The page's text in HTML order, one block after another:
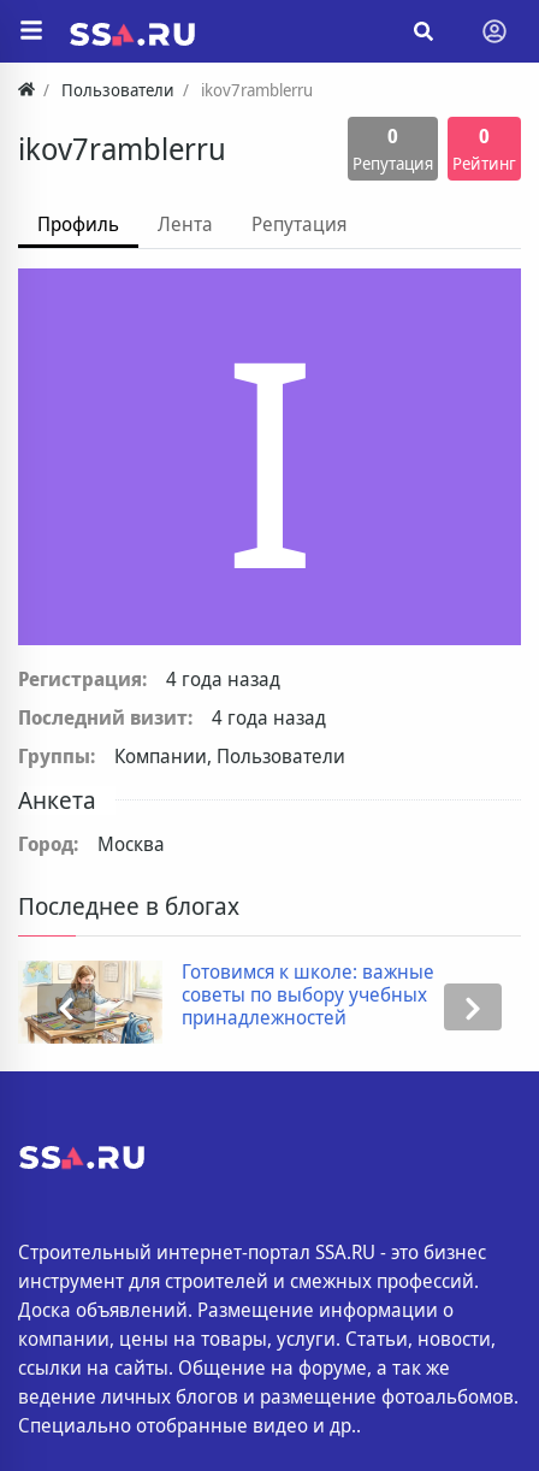
Пользователи ikov7ramblerru
ikov7ramblerru 0
Репутация
0
Рейтинг
Профиль Лента Репутация
I
Регистрация:
4 года назад
Последний визит:
4 года назад
Группы:
Компании, Пользователи
Анкета
Город: Москва
Последнее в блогах
Готовимся к школе: важные
советы по выбору учебных
принадлежностей
Строительный интернет-портал SSA.RU - это бизнес
инструмент для строителей и смежных профессий.
Доска объявлений. Размещение информации о
компании, цены на товары, услуги. Статьи, новости,
ссылки на сайты. Общение на форуме, а так же
ведение личных блогов и размещение фотоальбомов.
Специально отобранные видео и др..